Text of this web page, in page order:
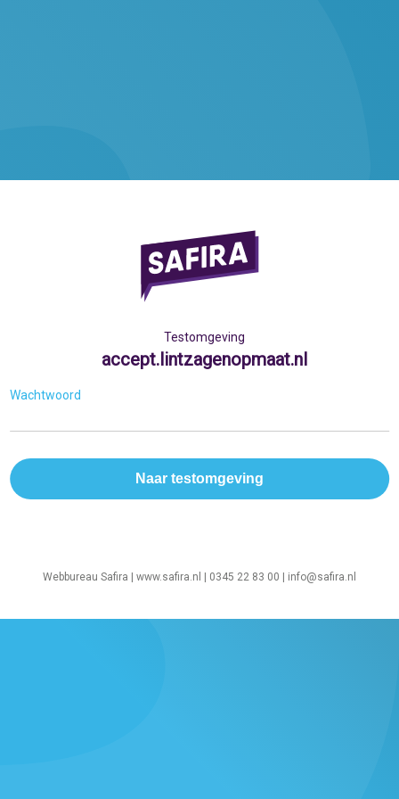
Testomgeving
accept.lintzagenopmaat.nl
Wachtwoord
Webbureau Safira | www.safira.nl | 0345 22 83 00 | info@safira.nl